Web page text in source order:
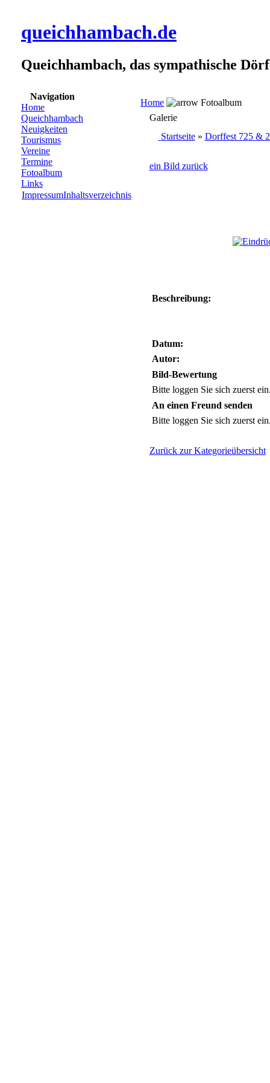
queichhambach.de
Queichhambach, das sympathische
Navigation
Home
Queichhambach
Neuigkeiten
Tourismus
Vereine
Termine
Fotoalbum
Links
ImpressumInhaltsverzeichnis
Home
Fotoalbum
Galerie
Startseite» Dorffest 725 &
ein Bild zurück
Beschreibung:
Datum:
Autor:
Bild-Bewertung
Bitte loggen Sie sich zuerst
An einen Freund senden
Bitte loggen Sie sich zuerst
Zurück zur Kategorieübersicht